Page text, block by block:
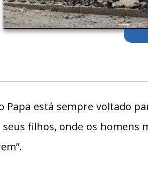
Papa está sempre voltado
filhos, onde os homens